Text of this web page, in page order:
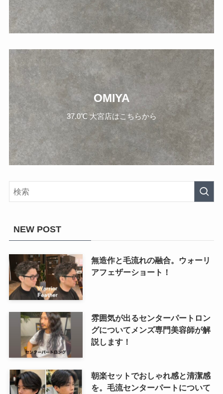
OMIYA
37.0℃ 大宮店はこちらから
NEW POST
無造作と毛流れの融合。ウォーリ
アフェザーショート！
雰囲気が出るセンターパートロン
グについてメンズ専門美容師が解
説します！
朝楽セットでおしゃれ感と清潔感
を。毛流センターパートについて